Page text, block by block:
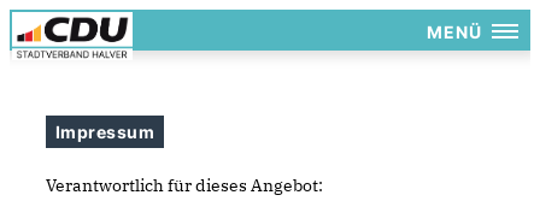
MENÜ
Impressum
Verantwortlich für dieses Angebot: